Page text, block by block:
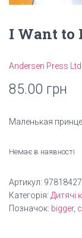
I Want to
Andersen Press Ltd
85.00 грн
Маленькая
Немає в наявності
Артикул:
Категорія: Дитячі
Позначок: bigger,